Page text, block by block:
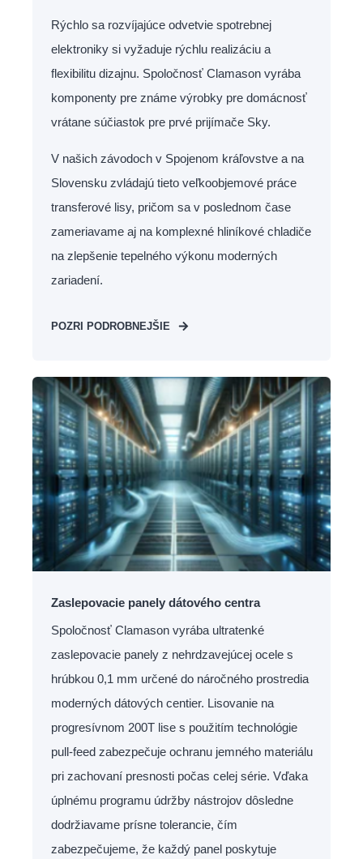
Rýchlo sa rozvíjajúce odvetvie spotrebnej
elektroniky si vyžaduje rýchlu realizáciu a
flexibilitu dizajnu. Spoločnosť Clamason vyrába
komponenty pre známe výrobky pre domácnosť
vrátane súčiastok pre prvé prijímače Sky.
V našich závodoch v Spojenom kráľovstve a na
Slovensku zvládajú tieto veľkoobjemové práce
transferové lisy, pričom sa v poslednom čase
zameriavame aj na komplexné hliníkové chladiče
na zlepšenie tepelného výkonu moderných
zariadení.
POZRI PODROBNEJŠIE
Zaslepovacie panely dátového centra
Spoločnosť Clamason vyrába ultratenké
zaslepovacie panely z nehrdzavejúcej ocele s
hrúbkou 0,1 mm určené do náročného prostredia
moderných dátových centier. Lisovanie na
progresívnom 200T lise s použitím technológie
pull-feed zabezpečuje ochranu jemného materiálu
pri zachovaní presnosti počas celej série. Vďaka
úplnému programu údržby nástrojov dôsledne
dodržiavame prísne tolerancie, čím
zabezpečujeme, že každý panel poskytuje